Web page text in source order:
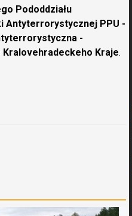
Pododdziału
Antyterrorystycznej PPU -
-
Kraje.